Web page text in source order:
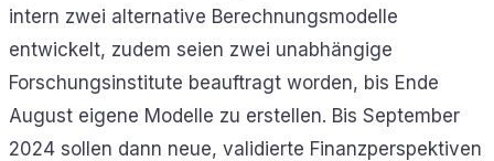
intern zwei alternative Berechnungsmodelle
entwickelt, zudem seien zwei unabhängige
Forschungsinstitute beauftragt worden, bis Ende
August eigene Modelle zu erstellen. Bis September
2024 sollen dann neue, validierte Finanzperspektiven